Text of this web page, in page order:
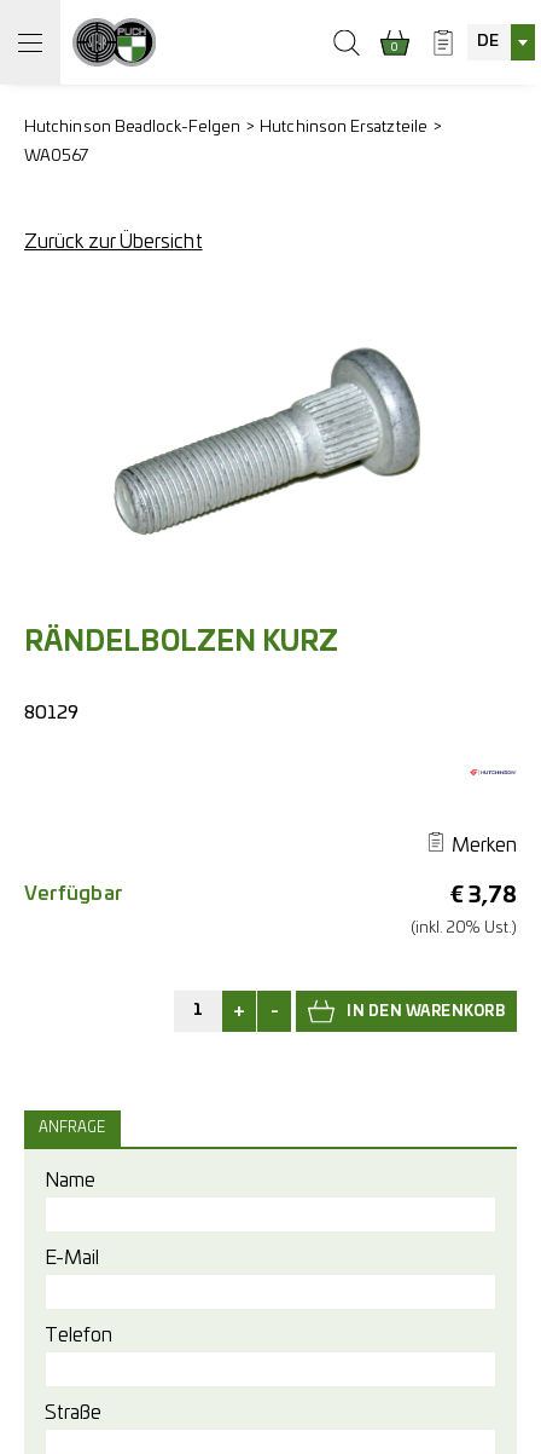
0 DE
Hutchinson Beadlock-Felgen
Hutchinson Ersatzteile
WA0567
Zurück zur Übersicht
RÄNDELBOLZEN KURZ
80129
Merken
€ 3,78
(inkl. 20% Ust.)
Verfügbar
+ -
ANFRAGE
Name
E-Mail
Telefon
Straße